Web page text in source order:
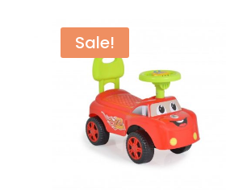
Sale!